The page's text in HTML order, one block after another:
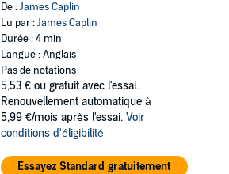
De :James Caplin
Lu par :James Caplin
Durée : 4 min
Langue : Anglais
Pas de notations
5,53 € ou gratuit avec l'essai.
Renouvellement automatique à
5,99 €/mois après l'essai. Voir
conditions d'éligibilité
Essayez Standard gratuitement